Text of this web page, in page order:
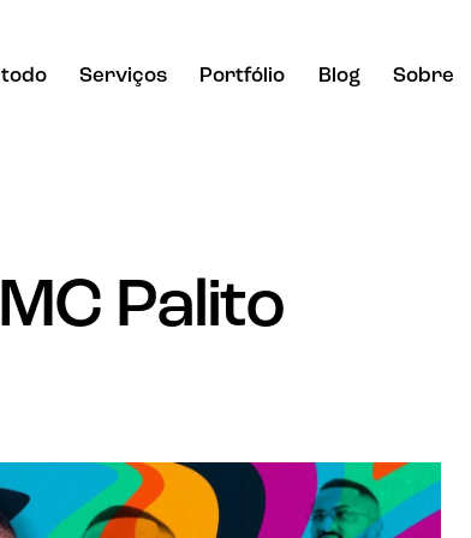
Serviços Portfólio Blog Sobre
Palito